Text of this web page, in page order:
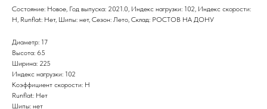
Состояние: Новое, Год выпуска: 2021.0, Индекс нагрузки: 102, Индекс скорости:
H, Runflat: Нет, Шипы: нет, Сезон: Лето, Склад: РОСТОВ НА ДОНУ
Диаметр: 17
Высота: 65
Ширина: 225
Индекс нагрузки: 102
Коэффициент скорости: H
Runflat: Нет
Шипы: нет